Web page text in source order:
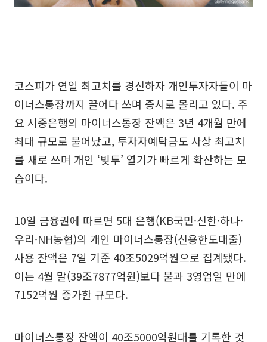
코스피가 연일 최고치를 경신하자 개인투자자들이 마
이너스통장까지 끌어다 쓰며 증시로 몰리고 있다. 주
요 시중은행의 마이너스통장 잔액은 3년 4개월 만에
최대 규모로 불어났고, 투자자예탁금도 사상 최고치
를 새로 쓰며 개인 ‘빚투’ 열기가 빠르게 확산하는 모
습이다.
10일 금융권에 따르면 5대 은행(KB국민·신한·하나·
우리·NH농협)의 개인 마이너스통장(신용한도대출)
사용 잔액은 7일 기준 40조5029억원으로 집계됐다.
이는 4월 말(39조7877억원)보다 불과 3영업일 만에
7152억원 증가한 규모다.
마이너스통장 잔액이 40조5000억원대를 기록한 것